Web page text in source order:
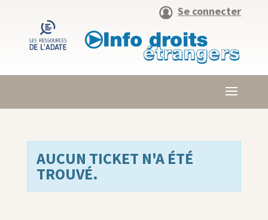
Se connecter
AUCUN TICKET N'A ÉTÉ
TROUVÉ.